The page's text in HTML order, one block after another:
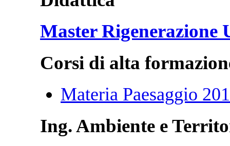
Master Rigenerazione
Corsi di alta
Materia Paesaggio
Ing. Ambiente e